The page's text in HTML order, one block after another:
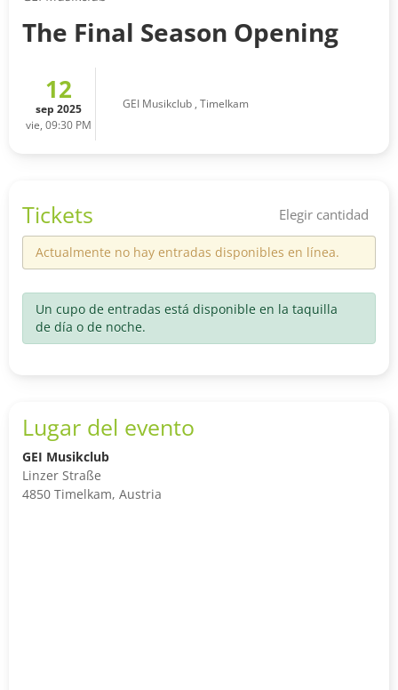
The Final Season Opening
12
sep 2025
vie, 09:30 PM
GEI Musikclub , Timelkam
Tickets Elegir cantidad
Actualmente no hay entradas disponibles en línea.
Un cupo de entradas está disponible en la taquilla
de día o de noche.
Lugar del evento
GEI Musikclub
Linzer Straße
4850 Timelkam, Austria